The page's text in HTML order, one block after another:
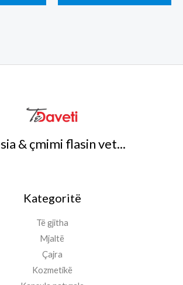
& çmimi flasin vet...
Kategoritë
Të gjitha
Mjaltë
Çajra
Kozmetikë